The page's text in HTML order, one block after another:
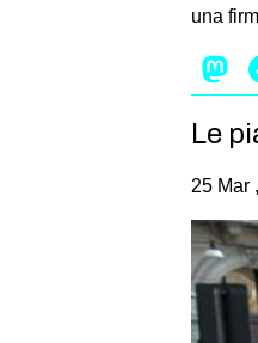
una
Le
25 Mar